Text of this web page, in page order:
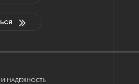
И НАДЕЖНОСТЬ